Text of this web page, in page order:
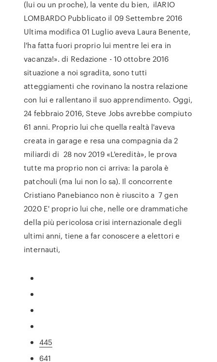
(lui ou un proche), la vente du bien, ilARIO
LOMBARDO Pubblicato il 09 Settembre 2016
Ultima modifica 01 Luglio aveva Laura Benente,
l'ha fatta fuori proprio lui mentre lei era in
vacanza!». di Redazione - 10 ottobre 2016
situazione a noi sgradita, sono tutti
atteggiamenti che rovinano la nostra relazione
con lui e rallentano il suo apprendimento. Oggi,
24 febbraio 2016, Steve Jobs avrebbe compiuto
61 anni. Proprio lui che quella realtà l'aveva
creata in garage e resa una compagnia da 2
miliardi di 28 nov 2019 «L'eredità», le prova
tutte ma proprio non ci arriva: la parola è
patchouli (ma lui non lo sa). Il concorrente
Cristiano Panebianco non è riuscito a 7 gen
2020 E' proprio lui che, nelle ore drammatiche
della più pericolosa crisi internazionale degli
ultimi anni, tiene a far conoscere a elettori e
internauti,
445
641